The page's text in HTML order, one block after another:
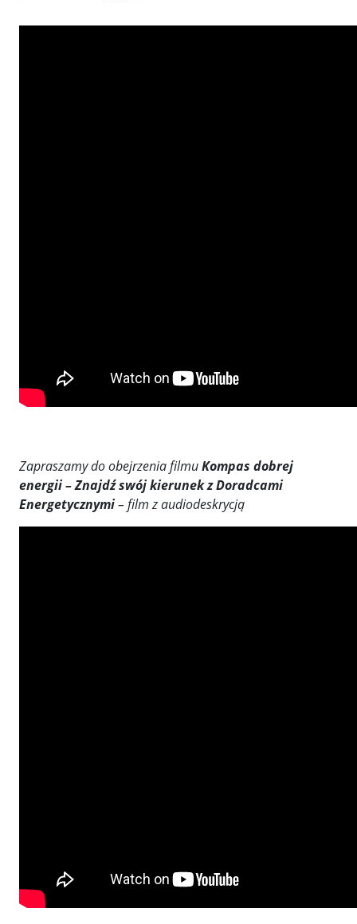
Zapraszamy do obejrzenia filmuKompas dobrej
energii – Znajdź swój kierunek z Doradcami
Energetycznymi– film z audiodeskrycją